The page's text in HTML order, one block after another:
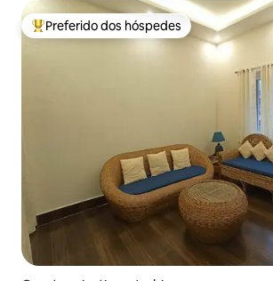
Entre os melhores preferidos dos hóspedes
Preferido dos hóspedes